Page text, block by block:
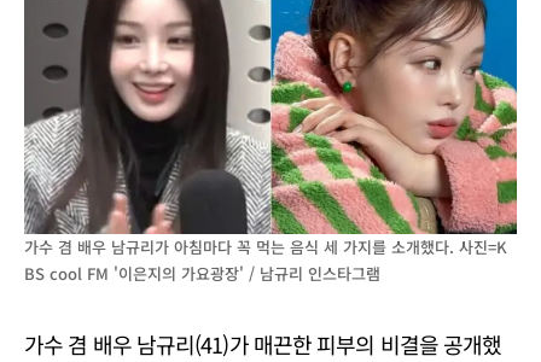
가수 겸 배우 남규리가 아침마다 꼭 먹는 음식 세 가지를 소개했다. 사진=K
BS cool FM '이은지의 가요광장' / 남규리 인스타그램
가수 겸 배우 남규리(41)가 매끈한 피부의 비결을 공개했